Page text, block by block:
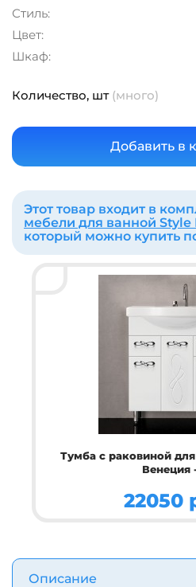
Стиль:
Цвет:
Шкаф:
Количество, шт (много)
Этот товар входит в
мебели
который можно купить
Тумба c раковиной для
Венеция
22050
Описание